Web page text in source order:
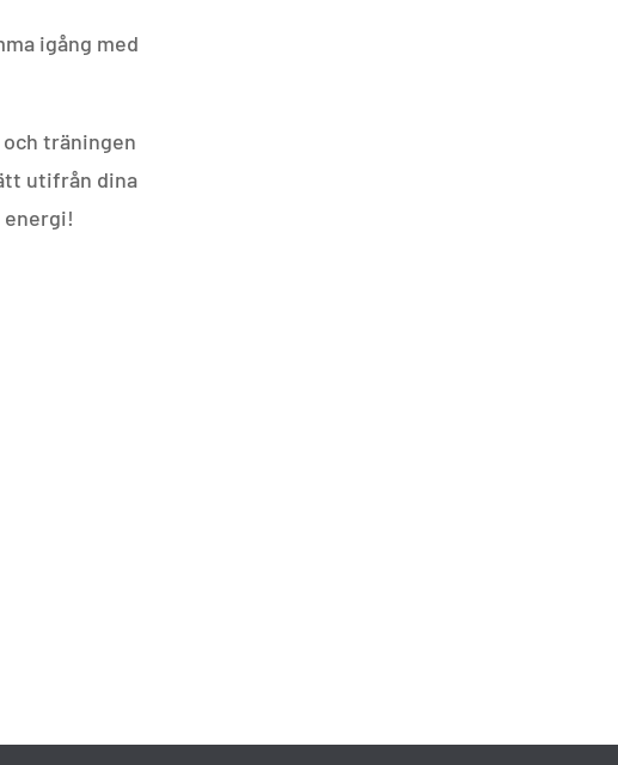
igång med
träningen
utifrån dina